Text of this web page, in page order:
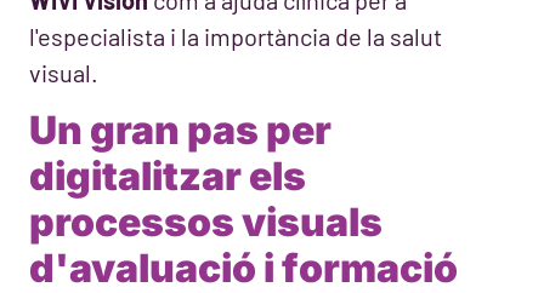
l'especialista i la importància de la salut
visual.
Un gran pas per
digitalitzar els
processos visuals
d'avaluació i formació